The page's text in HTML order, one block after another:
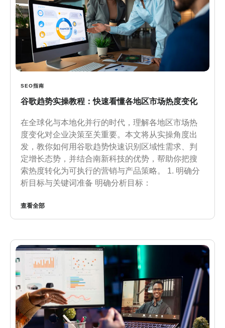
SEO指南
谷歌趋势实操教程：快速看懂各地区市场热度变化
在全球化与本地化并行的时代，理解各地区市场热
度变化对企业决策至关重要。本文将从实操角度出
发，教你如何用谷歌趋势快速识别区域性需求、判
定增长态势，并结合南新科技的优势，帮助你把搜
索热度转化为可执行的营销与产品策略。 1. 明确分
析目标与关键词准备 明确分析目标：
查看全部